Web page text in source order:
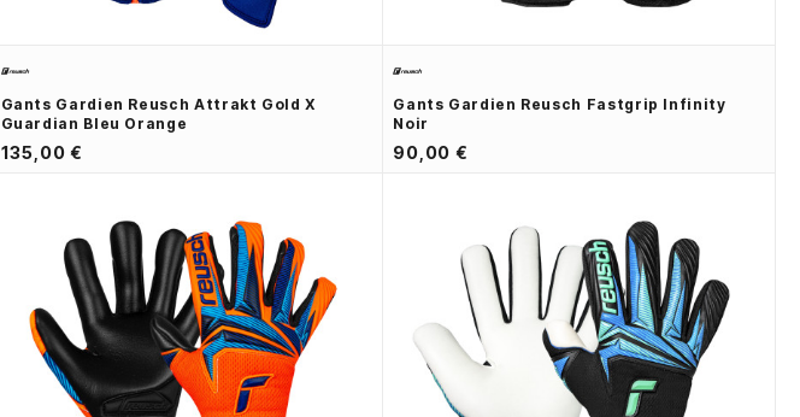
Gants Gardien Reusch Attrakt Gold X
Guardian Bleu Orange
135,00 €
Gants Gardien Reusch Fastgrip Infinity
Noir
90,00 €